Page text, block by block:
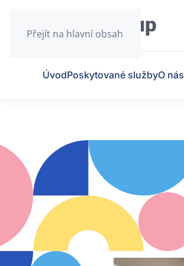
Přejít na hlavní obsah
ÚvodPoskytované službyO nás